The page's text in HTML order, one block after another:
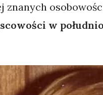
znanych
w